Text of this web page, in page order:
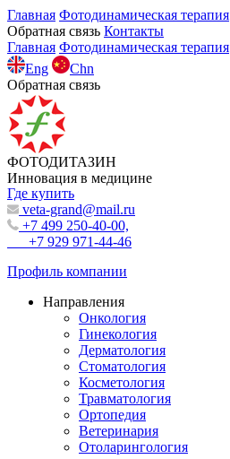
Главная Фотодинамическая терапия
Обратная связь Контакты
Главная Фотодинамическая терапия
Eng
Chn
Обратная связь
ФОТОДИТАЗИН
Инновация в медицине
Где купить
veta-grand@mail.ru
+7 499 250-40-00,
+7 929 971-44-46
Профиль компании
Направления
Онкология
Гинекология
Дерматология
Стоматология
Косметология
Травматология
Ортопедия
Ветеринария
Отоларингология